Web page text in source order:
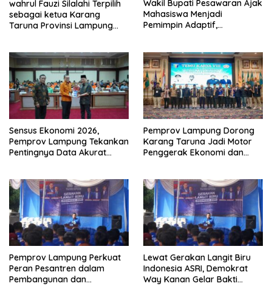
wahrul Fauzi Silalahi Terpilih
sebagai ketua Karang
Taruna Provinsi Lampung
Wakil Bupati Pesawaran Ajak
Mahasiswa Menjadi
Pemimpin Adaptif,
Sensus Ekonomi 2026,
Pemprov Lampung Tekankan
Pentingnya Data Akurat
Pemprov Lampung Dorong
Karang Taruna Jadi Motor
Penggerak Ekonomi dan
Pemprov Lampung Perkuat
Peran Pesantren dalam
Pembangunan dan
Lewat Gerakan Langit Biru
Indonesia ASRI, Demokrat
Way Kanan Gelar Bakti